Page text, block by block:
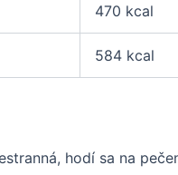
470 kcal
584 kcal
hodí sa na